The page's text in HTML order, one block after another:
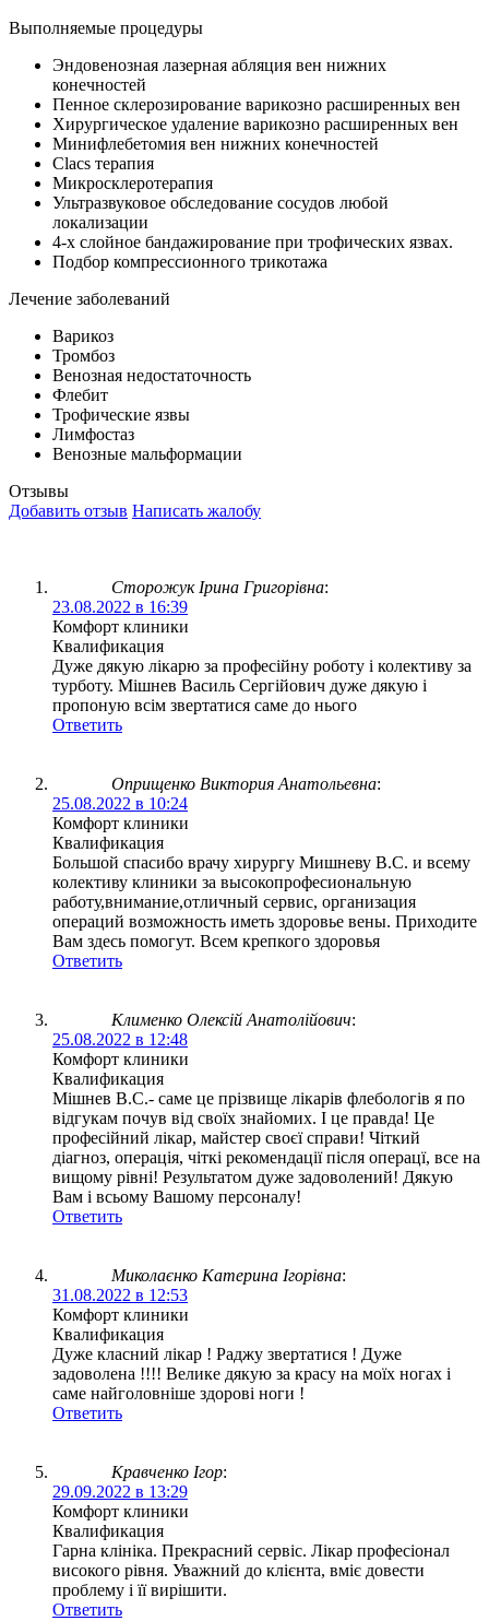
Выполняемые процедуры
Эндовенозная лазерная абляция вен нижних
конечностей
Пенное склерозирование варикозно расширенных вен
Хирургическое удаление варикозно расширенных вен
Минифлебетомия вен нижних конечностей
Clacs терапия
Микросклеротерапия
Ультразвуковое обследование сосудов любой
локализации
4-х слойное бандажирование при трофических язвах.
Подбор компрессионного трикотажа
Лечение заболеваний
Варикоз
Тромбоз
Венозная недостаточность
Флебит
Трофические язвы
Лимфостаз
Венозные мальформации
Отзывы
Добавить отзыв Написать жалобу
Сторожук Ірина Григорівна:
23.08.2022 в 16:39
Комфорт клиники
Квалификация
Дуже дякую лікарю за професійну роботу і колективу за
турботу. Мішнев Василь Сергійович дуже дякую і
пропоную всім звертатися саме до нього
Ответить
Оприщенко Виктория Анатольевна:
25.08.2022 в 10:24
Комфорт клиники
Квалификация
Большой спасибо врачу хирургу Мишневу В.С. и всему
колективу клиники за высокопрофесиональную
работу,внимание,отличный сервис, организация
операций возможность иметь здоровье вены. Приходите
Вам здесь помогут. Всем крепкого здоровья
Ответить
Клименко Олексій Анатолійович:
25.08.2022 в 12:48
Комфорт клиники
Квалификация
Мішнев В.С.- саме це прізвище лікарів флебологів я по
відгукам почув від своїх знайомих. І це правда! Це
професійний лікар, майстер своєї справи! Чіткий
діагноз, операція, чіткі рекомендації після операцї, все на
вищому рівні! Результатом дуже задоволений! Дякую
Вам і всьому Вашому персоналу!
Ответить
Миколаєнко Катерина Ігорівна:
31.08.2022 в 12:53
Комфорт клиники
Квалификация
Дуже класний лікар ! Раджу звертатися ! Дуже
задоволена !!!! Велике дякую за красу на моїх ногах і
саме найголовніше здорові ноги !
Ответить
Кравченко Ігор:
29.09.2022 в 13:29
Комфорт клиники
Квалификация
Гарна клініка. Прекрасний сервіс. Лікар професіонал
високого рівня. Уважний до клієнта, вміє довести
проблему і її вирішити.
Ответить